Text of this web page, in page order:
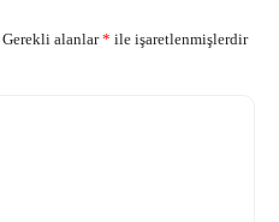
Gerekli alanlar* ile işaretlenmişlerdir